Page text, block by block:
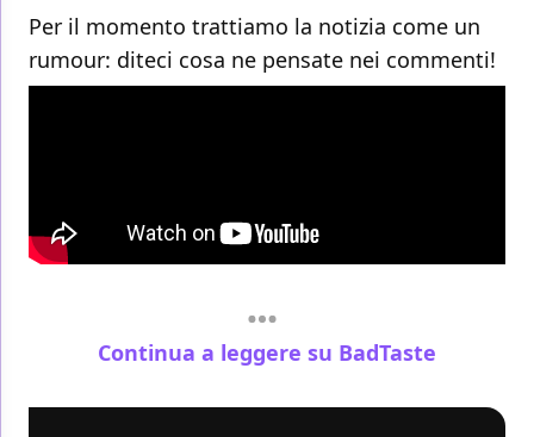
Per il momento trattiamo la notizia come un
rumour: diteci cosa ne pensate nei commenti!
Continua a leggere su BadTaste